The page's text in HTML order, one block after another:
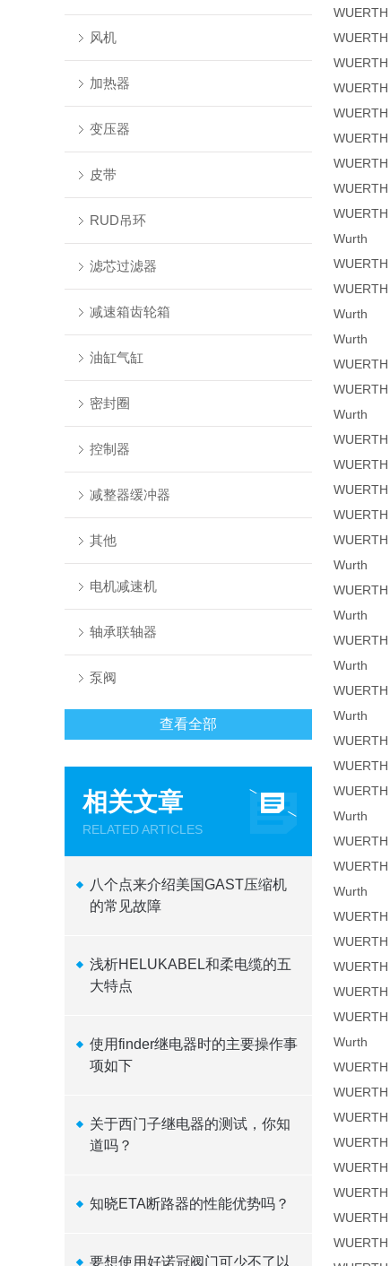
风机
加热器
变压器
皮带
RUD吊环
滤芯过滤器
减速箱齿轮箱
油缸气缸
密封圈
控制器
减整器缓冲器
其他
电机减速机
轴承联轴器
泵阀
查看全部
相关文章
RELATED ARTICLES
八个点来介绍美国GAST压缩机
的常见故障
浅析HELUKABEL和柔电缆的五
大特点
使用finder继电器时的主要操作事
项如下
关于西门子继电器的测试，你知
道吗？
知晓ETA断路器的性能优势吗？
要想使用好诺冠阀门可少不了以
WUERTH
WUERTH
WUERTH
WUERTH
WUERTH
WUERTH
WUERTH
WUERTH
WUERTH
Wurth
WUERTH
WUERTH
Wurth
Wurth
WUERTH
WUERTH
Wurth
WUERTH
WUERTH
WUERTH
WUERTH
WUERTH
Wurth
WUERTH
Wurth
WUERTH
Wurth
WUERTH
Wurth
WUERTH
WUERTH
WUERTH
Wurth
WUERTH
WUERTH
Wurth
WUERTH
WUERTH
WUERTH
WUERTH
WUERTH
Wurth
WUERTH
WUERTH
WUERTH
WUERTH
WUERTH
WUERTH
WUERTH
WUERTH